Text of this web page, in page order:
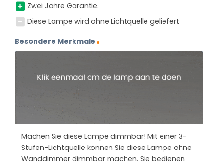
Zwei Jahre Garantie.
Diese Lampe wird ohne Lichtquelle geliefert
Besondere Merkmale
Machen Sie diese Lampe dimmbar! Mit einer 3-
Stufen-Lichtquelle können Sie diese Lampe ohne
Wanddimmer dimmbar machen. Sie bedienen